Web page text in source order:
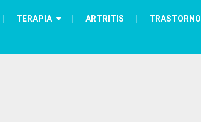
TERAPIA ARTRITIS TRASTORNO